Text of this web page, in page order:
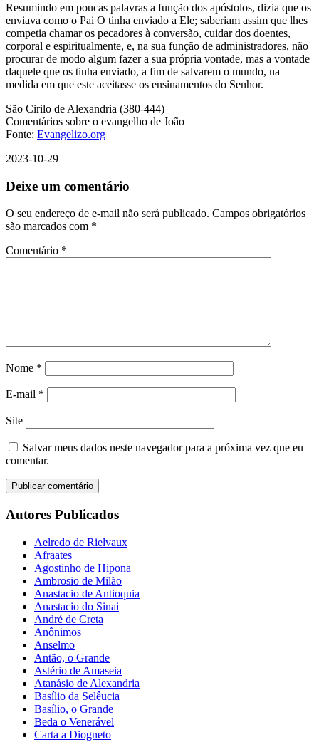
Resumindo em poucas palavras a função dos apóstolos, dizia que os
enviava como o Pai O tinha enviado a Ele; saberiam assim que lhes
competia chamar os pecadores à conversão, cuidar dos doentes,
corporal e espiritualmente, e, na sua função de administradores, não
procurar de modo algum fazer a sua própria vontade, mas a vontade
daquele que os tinha enviado, a fim de salvarem o mundo, na
medida em que este aceitasse os ensinamentos do Senhor.
São Cirilo de Alexandria (380-444)
Comentários sobre o evangelho de João
Fonte: Evangelizo.org
2023-10-29
Deixe um comentário
O seu endereço de e-mail não será publicado. Campos obrigatórios
são marcados com *
Comentário *
Nome *
E-mail *
Site
Salvar meus dados neste navegador para a próxima vez que eu
comentar.
Autores Publicados
Aelredo de Rielvaux
Afraates
Agostinho de Hipona
Ambrosio de Milão
Anastacio de Antioquia
Anastacio do Sinai
André de Creta
Anônimos
Anselmo
Antão, o Grande
Astério de Amaseia
Atanásio de Alexandria
Basílio da Selêucia
Basílio, o Grande
Beda o Venerável
Carta a Diogneto